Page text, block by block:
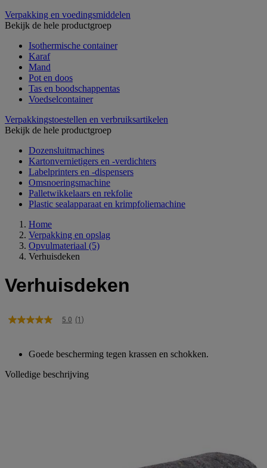
Verpakking en voedingsmiddelen
Bekijk de hele productgroep
Isothermische container
Karaf
Mand
Pot en doos
Tas en boodschappentas
Voedselcontainer
Verpakkingstoestellen en verbruiksartikelen
Bekijk de hele productgroep
Dozensluitmachines
Kartonvernietigers en -verdichters
Labelprinters en -dispensers
Omsnoeringsmachine
Palletwikkelaars en rekfolie
Plastic sealapparaat en krimpfoliemachine
Home
Verpakking en opslag
Opvulmateriaal (5)
Verhuisdeken
Verhuisdeken
5.0
sterren,
scorewaarde.
Read
5.0 (1)
Goede bescherming tegen krassen en schokken.
Volledige beschrijving